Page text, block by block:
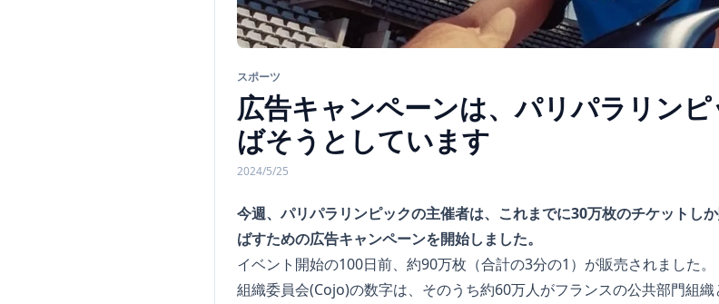
スポーツ
広告キャンペーンは、パリパラリン
ばそうとしています
2024/5/25
今週、パリパラリンピックの主催者は、これまでに30万枚のチケットし
ばすための広告キャンペーンを開始しました。
イベント開始の100日前、約90万枚（合計の3分の1）が販売されました。
組織委員会(Cojo)の数字は、そのうち約60万人がフランスの公共部門組